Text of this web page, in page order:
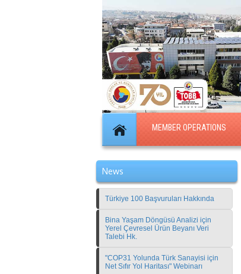
MEMBER OPERATIONS
News
Türkiye 100 Başvuruları Hakkında
Bina Yaşam Döngüsü Analizi için
Yerel Çevresel Ürün Beyanı Veri
Talebi Hk.
"COP31 Yolunda Türk Sanayisi için
Net Sıfır Yol Haritası" Webinarı